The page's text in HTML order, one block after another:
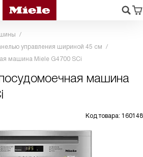
управления шириной 45 см
машина Miele G4700 SCi
машина
Код товара: 160148